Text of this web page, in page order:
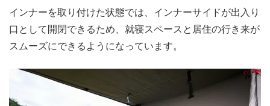
インナーを取り付けた状態では、インナーサイドが出入り
口として開閉できるため、就寝スペースと居住の行き来が
スムーズにできるようになっています。